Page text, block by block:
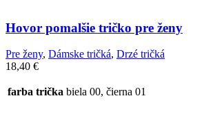
Hovor pomalšie tričko pre ženy
Pre ženy, Dámske tričká, Drzé tričká
18,40 €
farba trička biela 00, čierna 01